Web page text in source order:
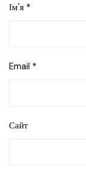
Ім'я *
Email *
Сайт